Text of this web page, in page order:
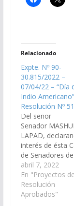
Relacionado
Expte. Nº 90-
30.815/2022 –
07/04/22 – “Día
Indio
Resolución Nº
Del señor
Senador
LAPAD,
interés de ésta
de Senadores
Provincia de
“Día del Indio
Americano” que
celebra el 19 de
abril 7, 2022
En "Proyectos de
Resolución
Aprobados"